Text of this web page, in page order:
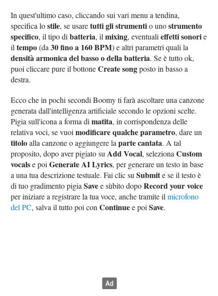
In quest'ultimo caso, cliccando sui vari menu a tendina,
specifica lostile, se usaretutti gli strumentio unostrumento
specifico, il tipo dibatteria, ilmixing, eventualieffetti sonorie
iltempo(da30 fino a 160 BPM) e altri parametri quali la
densità armonica del basso o della batteria. Se è tutto ok,
puoi cliccare pure il bottoneCreate songposto in basso a
destra.
Ecco che in pochi secondi Boomy ti farà ascoltare una canzone
generata dall'intelligenza artificiale secondo le opzioni scelte.
Pigia sull'icona a forma dimatita, in corrispondenza delle
relativa voci, se vuoimodificare qualche parametro, dare un
titoloalla canzone o aggiungere laparte cantata. A tal
proposito, dopo aver pigiato su Add Vocal, selezionaCustom
vocalse poiGenerate AI Lyrics, per generare un testo in base
a una tua descrizione testuale. Fai clic suSubmite se il testo è
di tuo gradimento pigiaSavee sùbito dopoRecord your voice
per iniziare a registrare la tua voce, anche tramite ilmicrofono
del PC, salva il tutto poi conContinuee poiSave.